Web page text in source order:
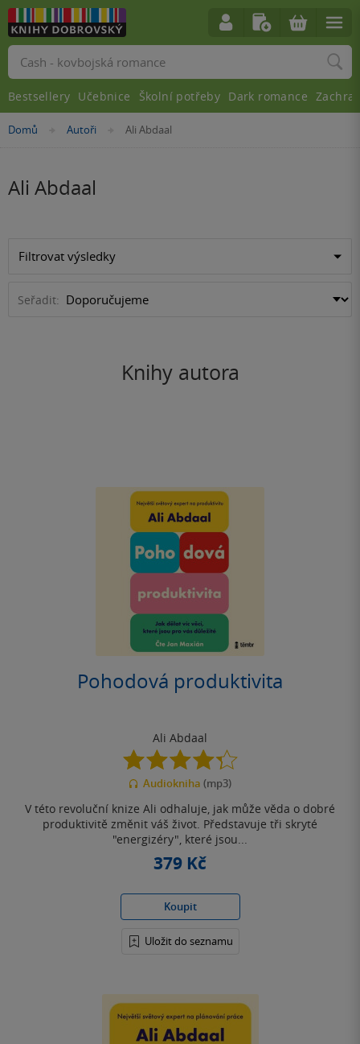
Nacházíte
Domů »Autoři »Ali Abdaal
Ali Abdaal
Filtrovat výsledky
Seřadit:
Knihy autora
Pohodová produktivita
Ali Abdaal
4.3
z
5
Audiokniha (mp3)
V této revoluční knize Ali odhaluje, jak může věda o dobré
produktivitě změnit váš život. Představuje tři skryté
"energizéry", které jsou...
379 Kč
Koupit
Uložit do seznamu
Vyhledávání
Bestsellery Učebnice Školní potřeby Dark romance